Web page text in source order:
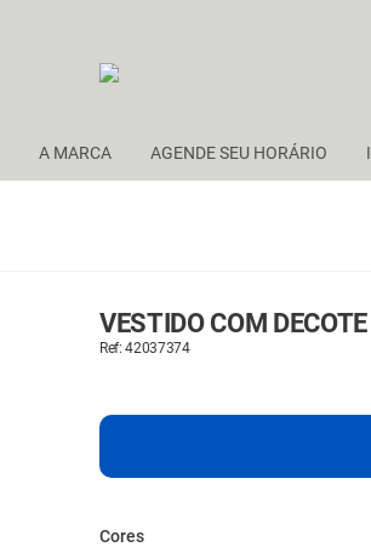
A MARCA AGENDE SEU HORÁRIO
VESTIDO COM
Ref: 42037374
Cores